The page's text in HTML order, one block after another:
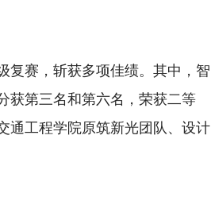
复赛，斩获多项佳绩。其中，智
获第三名和第六名，荣获二等
通工程学院原筑新光团队、设计